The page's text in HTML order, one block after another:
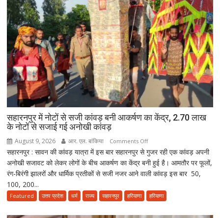
आकर्षण
का
केंद्र,
2.70
लाख
के
नोटों
से
अनोखी
सहारनपुर में नोटों से सजी कांवड़ बनी आकर्षण का केंद्र, 2.70 लाख
के नोटों से सजाई गई अनोखी कांवड़
August 9, 2026 आर. एल. बांकिया Comments Offon
सहारनपुर
में
नोटों
सजी
बनी
सहारनपुर : सावन की कांवड़ यात्रा में इस बार सहारनपुर से गुजर रही एक कांवड़ अपनी
अनोखी सजावट को लेकर लोगों के बीच आकर्षण का केंद्र बनी हुई है। आमतौर पर फूलों,
रंग-बिरंगी झालरों और धार्मिक प्रतीकों से सजी नजर आने वाली कांवड़ इस बार 50,
100, 200...
Featured उत्तर प्रदेश धर्म राज्य सहारनपुर हरियाणा हरियाणा